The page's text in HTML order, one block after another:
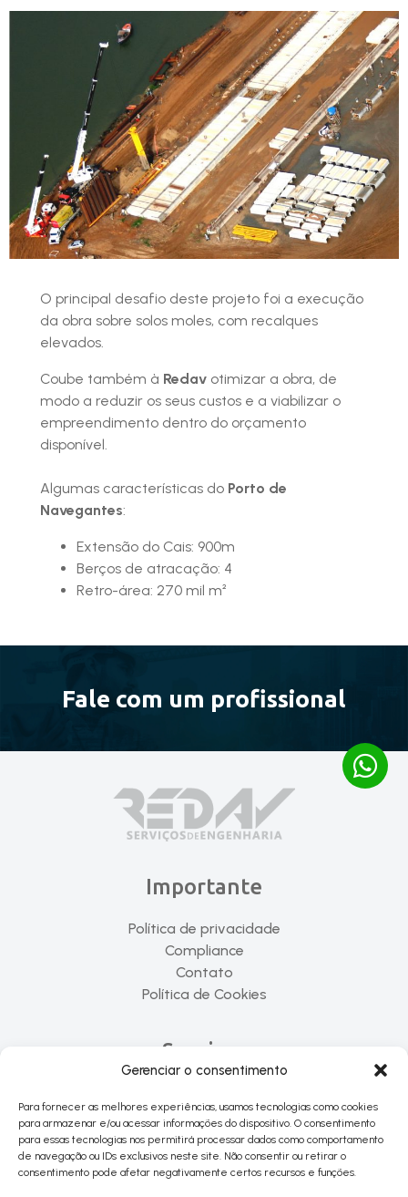
Gerenciar o consentimento
Para fornecer as melhores experiências, usamos tecnologias como cookies
para armazenar e/ou acessar informações do dispositivo. O consentimento
para essas tecnologias nos permitirá processar dados como comportamento
de navegação ou IDs exclusivos neste site. Não consentir ou retirar o
consentimento pode afetar negativamente certos recursos e funções.
O principal desafio deste projeto foi a execução
da obra sobre solos moles, com recalques
elevados.
Coube também à Redav otimizar a obra, de
modo a reduzir os seus custos e a viabilizar o
empreendimento dentro do orçamento
disponível.
Algumas características do Porto de
Navegantes:
Extensão do Cais: 900m
Berços de atracação: 4
Retro-área: 270 mil m²
Fale com um profissional
Importante
Política de privacidade
Compliance
Contato
Política de Cookies
Serviços
Gerenciamento e Consultoria
Ensaios em Fundações